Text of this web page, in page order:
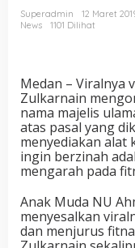
Superadmin
12 Maret
News
1101 Dilihat
Medan – Viralnya
Zulkarnain
nama majelis
atas pasal yang
menyediakan alat
ingin berzinah
mengarah pada
Anak Muda NU
menyesalkan
dan menjurus